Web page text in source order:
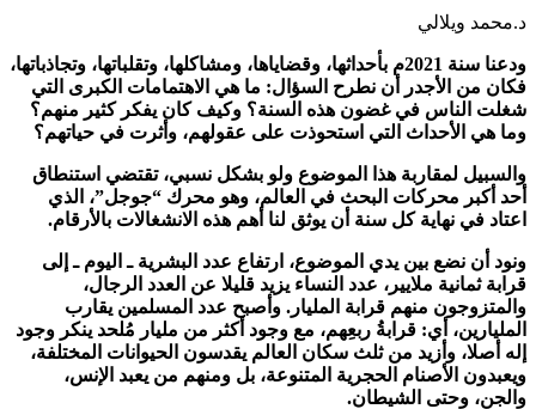
د.محمد ويلالي
ودعنا سنة 2021م بأحداثها، وقضاياها، ومشاكلها، وتقلباتها، وتجاذباتها،
فكان من الأجدر أن نطرح السؤال: ما هي الاهتمامات الكبرى التي
شغلت الناس في غضون هذه السنة؟ وكيف كان يفكر كثير منهم؟
وما هي الأحداث التي استحوذت على عقولهم، وأثرت في حياتهم؟
والسبيل لمقاربة هذا الموضوع ولو بشكل نسبي، تقتضي استنطاق
أحد أكبر محركات البحث في العالم، وهو محرك “جوجل”، الذي
اعتاد في نهاية كل سنة أن يوثق لنا أهم هذه الانشغالات بالأرقام.
ونود أن نضع بين يدي الموضوع، ارتفاع عدد البشرية ـ اليوم ـ إلى
قرابة ثمانية ملايير، عدد النساء يزيد قليلا عن العدد الرجال،
والمتزوجون منهم قرابة المليار. وأصبح عدد المسلمين يقارب
المليارين، أي: قرابةُ ربعِهم، مع وجود أكثر من مليار مُلحد ينكر وجود
إله أصلا، وأزيد من ثلث سكان العالم يقدسون الحيوانات المختلفة،
ويعبدون الأصنام الحجرية المتنوعة، بل ومنهم من يعبد الإنس،
والجن، وحتى الشيطان.